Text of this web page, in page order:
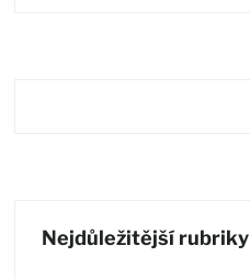
Nejdůležitější rubriky